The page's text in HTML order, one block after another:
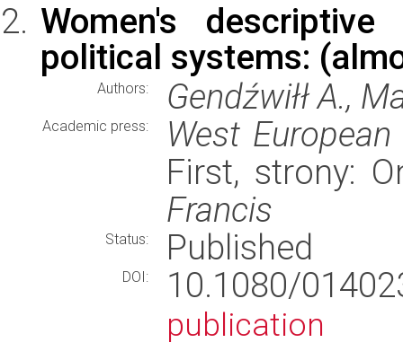
Women's
political systems:
Authors: Gendźwiłł A.,
Academic press:
West
First, strony:
Francis
Status: Published
DOI: 10.1080/
publication